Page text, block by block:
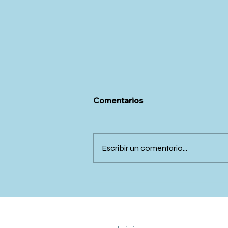
salud
Comentarios
Escribir un comentario...